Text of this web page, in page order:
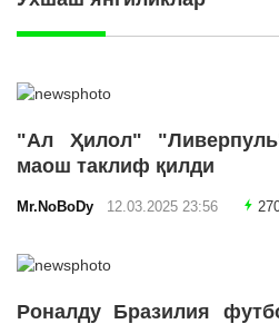
"Ал Ҳилол"
маош таклиф қилди
Mr.NoBoDy 12.03.2025 23:56
Роналду Бразилия